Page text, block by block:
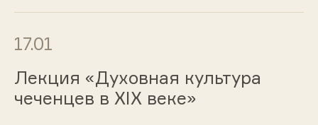
17.01
Лекция «Духовная культура
чеченцев в XIX веке»